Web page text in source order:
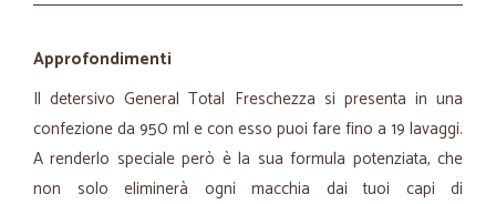
Approfondimenti
Il detersivo General Total Freschezza si presenta in una
confezione da 950 ml e con esso puoi fare fino a 19 lavaggi.
A renderlo speciale però è la sua formula potenziata, che
non solo eliminerà ogni macchia dai tuoi capi di